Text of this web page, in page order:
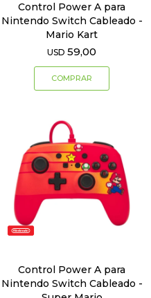
Control Power A para
Nintendo Switch Cableado -
Mario Kart
USD 59,00
Control Power A para
Nintendo Switch Cableado -